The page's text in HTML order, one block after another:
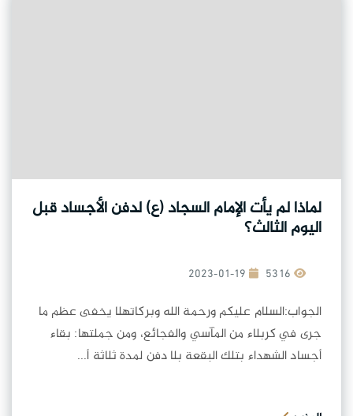
لماذا لم يأت الإمام السجاد (ع) لدفن الأجساد قبل
اليوم الثالث؟
2023-01-19
الجواب:السلام عليكم ورحمة الله وبركاتهلا يخفى عظم ما
جرى في كربلاء من المآسي والفجائع، ومن جملتها: بقاء
أجساد الشهداء بتلك البقعة بلا دفن لمدة ثلاثة أ...